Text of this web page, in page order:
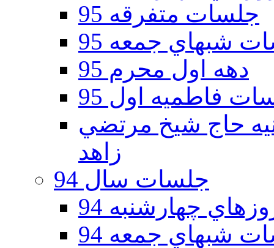
جلسات متفرقه 95
شبهاي جمعه 95
دهه اول محرم 95
فاطمیه اول 95
دوم 95 - حسينيه حاج شيخ مرتضي
زاهد
جلسات سال 94
چهارشنبه 94
شبهاي جمعه 94